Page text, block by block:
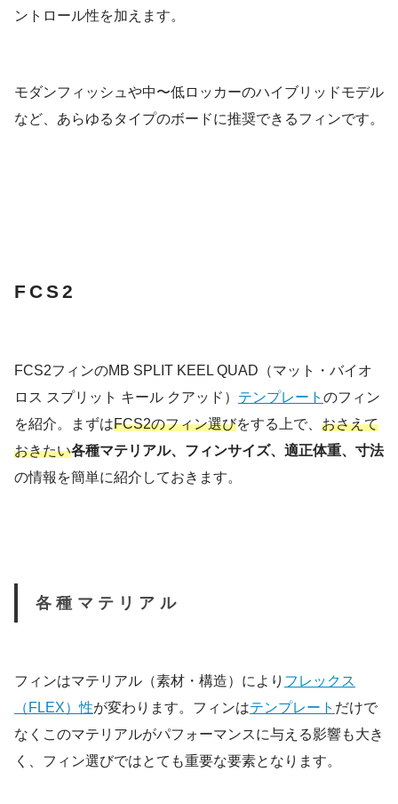
ントロール性を加えます。
モダンフィッシュや中〜低ロッカーのハイブリッドモデル
など、あらゆるタイプのボードに推奨できるフィンです。
FCS2
FCS2フィンのMB SPLIT KEEL QUAD（マット・バイオ
ロス スプリット キール クアッド） テンプレート のフィン
を紹介。まずはFCS2のフィン選びをする上で、 おさえて
おきたい各種マテリアル、フィンサイズ、適正体重、寸法
の情報を簡単に紹介しておきます。
各種マテリアル
フィンはマテリアル（素材・構造）により フレックス
（FLEX）性が変わります。フィンはテンプレート だけで
なくこのマテリアルがパフォーマンスに与える影響も大き
く、フィン選びではとても重要な要素となります。